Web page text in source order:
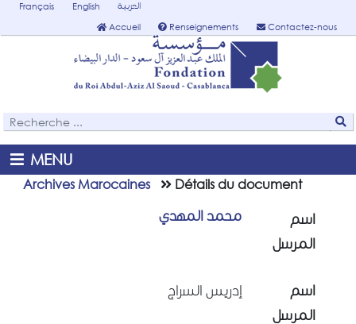
Français English
العربية
Accueil
Renseignements Contactez-nous
MENU
Archives Marocaines Détails du document
محمد المهدي
اسم
المرسل
إدريس السراج
اسم
المرسل